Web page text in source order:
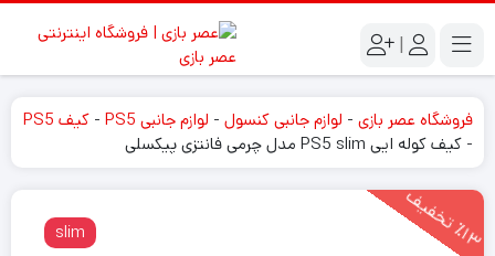
|
فروشگاه عصر بازی - لوازم جانبی کنسول - لوازم جانبی PS5 - کیف PS5
- کیف کوله ایی PS5 slim مدل چرمی فانتزی پیکسلی
٪1
3
ت
خ
ف
یف slim